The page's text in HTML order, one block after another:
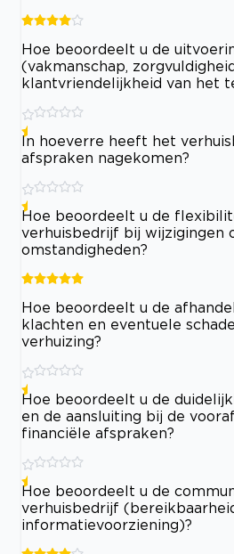
Hoe beoordeelt u de
(vakmanschap,
klantvriendelijkheid van het
In hoeverre heeft het
afspraken nagekomen?
Hoe beoordeelt u de
verhuisbedrijf bij wijzigingen
omstandigheden?
Hoe beoordeelt u de
klachten en eventuele
verhuizing?
Hoe beoordeelt u de
en de aansluiting bij de
financiële afspraken?
Hoe beoordeelt u de
verhuisbedrijf
informatievoorziening)?